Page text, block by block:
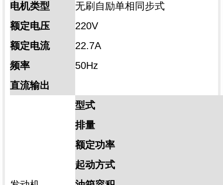
电机类型
无刷自励单相同步式
额定电压
220V
额定电流
22.7A
频率
50Hz
直流输出
型式
排量
额定功率
起动方式